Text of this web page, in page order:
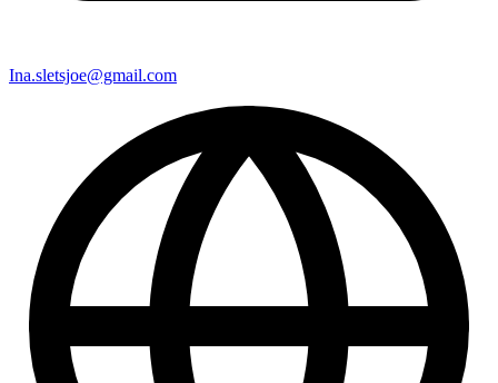
Ina.sletsjoe@gmail.com